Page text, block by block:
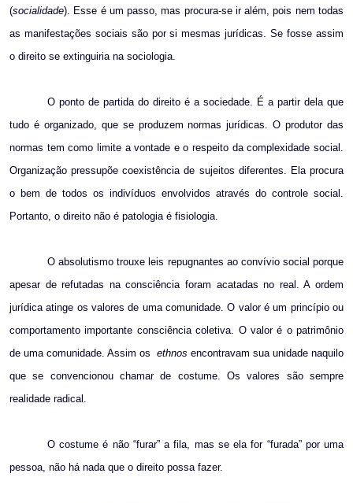
(socialidade). Esse é um passo, mas procura-se ir além, pois nem todas
as manifestações sociais são por si mesmas jurídicas. Se fosse assim
o direito se extinguiria na sociologia.
O ponto de partida do direito é a sociedade. É a partir dela que
tudo é organizado, que se produzem normas jurídicas. O produtor das
normas tem como limite a vontade e o respeito da complexidade social.
Organização pressupõe coexistência de sujeitos diferentes. Ela procura
o bem de todos os indivíduos envolvidos através do controle social.
Portanto, o direito não é patologia é fisiologia.
O absolutismo trouxe leis repugnantes ao convívio social porque
apesar de refutadas na consciência foram acatadas no real. A ordem
jurídica atinge os valores de uma comunidade. O valor é um princípio ou
comportamento importante consciência coletiva. O valor é o patrimônio
de uma comunidade. Assim os ethnos encontravam sua unidade naquilo
que se convencionou chamar de costume. Os valores são sempre
realidade radical.
O costume é não “furar” a fila, mas se ela for “furada” por uma
pessoa, não há nada que o direito possa fazer.